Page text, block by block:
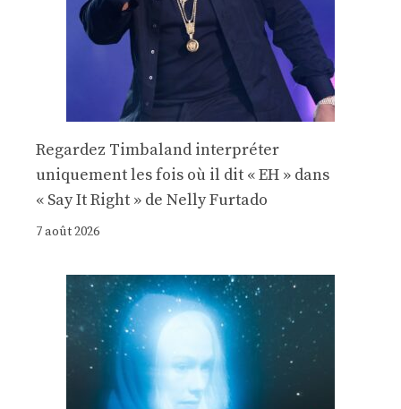
Regardez Timbaland interpréter
uniquement les fois où il dit « EH » dans
« Say It Right » de Nelly Furtado
7 août 2026